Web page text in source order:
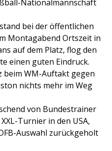
Nationalmannschaft
bei der öffentlichen
Montagabend Ortszeit in
auf dem Platz, flog den
einen guten Eindruck.
beim WM-Auftakt gegen
nichts mehr im Weg
von Bundestrainer
Turnier in den USA,
Auswahl zurückgeholt